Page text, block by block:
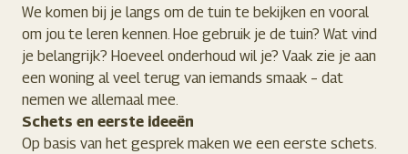
We komen bij je langs om de tuin te bekijken en vooral
om jou te leren kennen. Hoe gebruik je de tuin? Wat vind
je belangrijk? Hoeveel onderhoud wil je? Vaak zie je aan
een woning al veel terug van iemands smaak – dat
nemen we allemaal mee.
Schets en eerste ideeën
Op basis van het gesprek maken we een eerste schets.